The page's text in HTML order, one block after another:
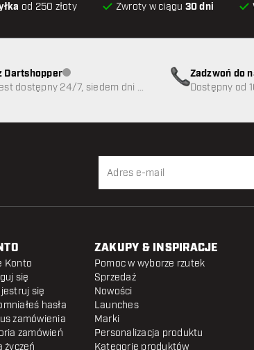
od 250 złoty Zwroty w ciągu 30 dni
DartshopperObsługa klienta niedostępna
dostępny 24/7, siedem dni w
Zadzwoń do
89
Dostępny od
Konto
się
się
hasła
zamówienia
zamówień
życzeń
ZAKUPY & INSPIRACJE
Pomoc w wyborze rzutek
Sprzedaż
Nowości
Launches
Marki
Personalizacja produktu
Kategorie produktów